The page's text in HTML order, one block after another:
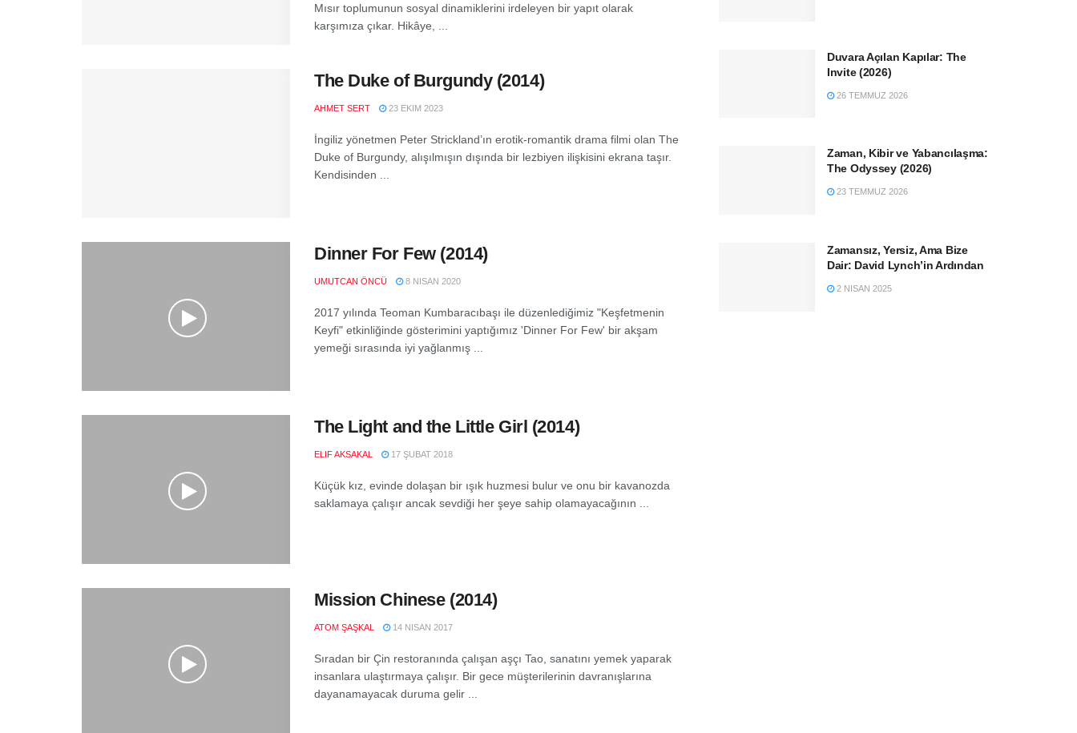
Mısır toplumunun sosyal dinamiklerini irdeleyen bir yapıt olarak
karşımıza çıkar. Hikâye, ...
The Duke of Burgundy (2014)
AHMET SERT 23 EKIM 2023
İngiliz yönetmen Peter Strickland’ın erotik-romantik drama filmi olan The
Duke of Burgundy, alışılmışın dışında bir lezbiyen ilişkisini ekrana taşır.
Kendisinden ...
Dinner For Few (2014)
UMUTCAN ÖNCÜ 8 NISAN 2020
2017 yılında Teoman Kumbaracıbaşı ile düzenlediğimiz "Keşfetmenin
Keyfi" etkinliğinde gösterimini yaptığımız 'Dinner For Few' bir akşam
yemeği sırasında iyi yağlanmış ...
The Light and the Little Girl (2014)
ELIF AKSAKAL 17 ŞUBAT 2018
Küçük kız, evinde dolaşan bir ışık huzmesi bulur ve onu bir kavanozda
saklamaya çalışır ancak sevdiği her şeye sahip olamayacağının ...
Mission Chinese (2014)
ATOM ŞAŞKAL 14 NISAN 2017
Sıradan bir Çin restoranında çalışan aşçı Tao, sanatını yemek yaparak
insanlara ulaştırmaya çalışır. Bir gece müşterilerinin davranışlarına
dayanamayacak duruma gelir ...
Duvara Açılan Kapılar: The
Invite (2026)
26 TEMMUZ 2026
Zaman, Kibir ve Yabancılaşma:
The Odyssey (2026)
23 TEMMUZ 2026
Zamansız, Yersiz, Ama Bize
Dair: David Lynch’in Ardından
2 NISAN 2025